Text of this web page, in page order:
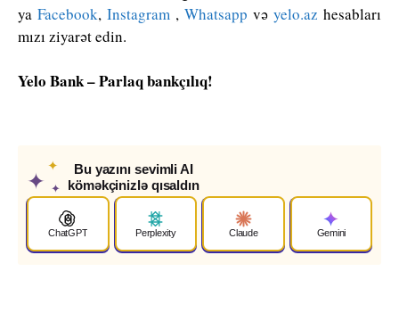
ya Facebook, Instagram , Whatsapp və yelo.az hesabları
mızı ziyarət edin.
Yelo Bank – Parlaq bankçılıq!
✦
✦
✦
Bu yazını sevimli AI
köməkçinizlə qısaldın
ChatGPT Perplexity Claude Gemini